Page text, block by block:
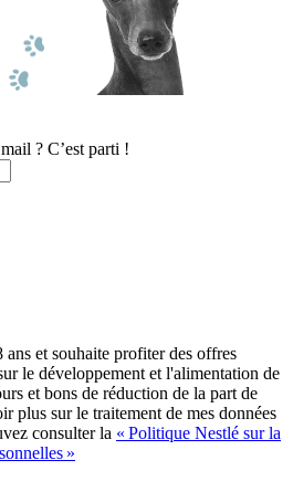
? C’est parti !
et souhaite profiter des offres
le développement et l'alimentation de
et bons de réduction de la part de
plus sur le traitement de mes données
consulter la « Politique Nestlé sur la
»